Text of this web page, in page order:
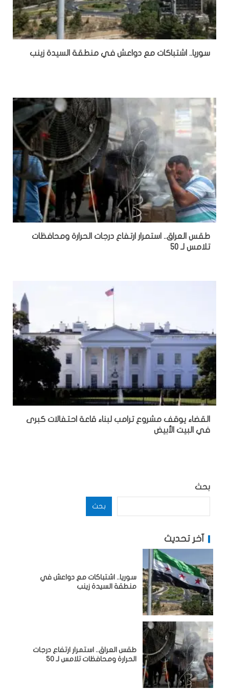
سوريا.. اشتباكات مع دواعش في منطقة السيدة زينب
طقس العراق.. استمرار ارتفاع درجات الحرارة ومحافظات
تلامس لـ 50
القضاء يوقف مشروع ترامب لبناء قاعة احتفالات كبرى
في البيت الأبيض
بحث
بحث
آخر تحديث
سوريا.. اشتباكات مع دواعش في
منطقة السيدة زينب
طقس العراق.. استمرار ارتفاع درجات
الحرارة ومحافظات تلامس لـ 50